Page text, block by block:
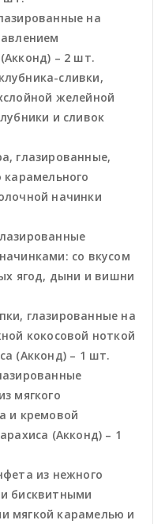
на
– 2 шт.
сливки,
желейной
и сливок
глазированные,
карамельного
начинки
со вкусом
ягод, дыни и вишни
глазированные на
кокосовой ноткой
(Акконд) – 1 шт.
мягкого
и кремовой
(Акконд) – 1
из нежного
бисквитными
мягкой карамелью и